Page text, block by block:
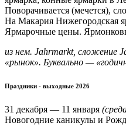
Поворачивается (мечется),
На Макария Нижегородская
Ярмарочные цены.
из нем. Jahrmarkt, сложение
«рынок». Буквально —
Праздники - выходные 2026
31 декабря — 11 января
Новогодние каникулы и